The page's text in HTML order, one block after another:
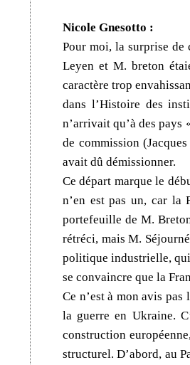
Nicole Gnesotto :
Pour moi, la surprise de
Leyen et M. breton
caractère trop
dans l’Histoire des
n’arrivait qu’à des
de commission
avait dû démissionner.
Ce départ marque le
n’en est pas un, car la
portefeuille de M.
rétréci, mais M.
politique industrielle, qui
se convaincre que la
Ce n’est à mon avis
la guerre en Ukraine.
construction
structurel. D’abord, au